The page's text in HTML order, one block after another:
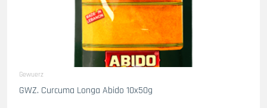
Gewuerz
GWZ. Curcuma Longa Abido 10x50g